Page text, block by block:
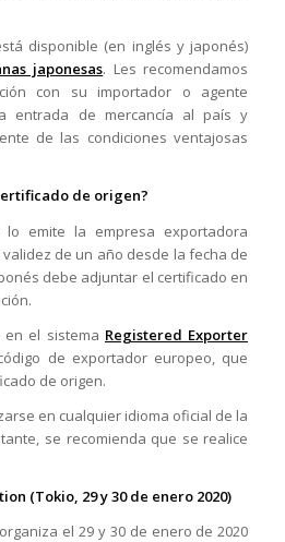
disponible (en inglés y japonés)
japonesas. Les recomendamos
con su importador o agente
entrada de mercancía al país y
de las condiciones ventajosas
de origen?
lo emite la empresa exportadora
de un año desde la fecha de
debe adjuntar el certificado en
en el sistema Registered Exporter
de exportador europeo, que
de origen.
en cualquier idioma oficial de la
se recomienda que se realice
(Tokio, 29 y 30 de enero 2020)
organiza el 29 y 30 de enero de 2020